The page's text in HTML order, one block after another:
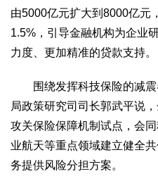
京 津 冀 晋 蒙 辽 吉
赣
鲁 豫 鄂 湘 粤 桂
陕
甘 青 宁 新 港 澳
智库
智库建设 智库专家 智库战略
信息
地方动态 地方强音
由5000亿元扩大到8000亿元
1.5%，引导金融机构为企业
力度、更加精准的贷款支持。
围绕发挥科技保险的减震
局政策研究司司长郭武平说
攻关保险保障机制试点，会
业航天等重点领域建立健全
务提供风险分担方案。